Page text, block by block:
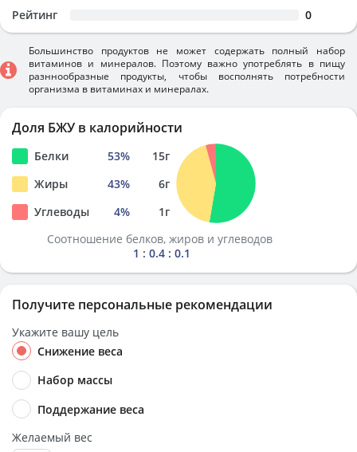
Рейтинг 0
Большинство продуктов не может содержать полный набор
витаминов и минералов. Поэтому важно употреблять в пищу
разннообразные продукты, чтобы восполнять потребности
организма в витаминах и минералах.
Доля БЖУ в калорийности
Белки 53% 15г
Жиры
43% 6г
Углеводы
4% 1г
Соотношение белков, жиров и углеводов
1 : 0.4 : 0.1
Получите персональные рекомендации
Укажите вашу цель
Снижение веса
Набор массы
Поддержание веса
Желаемый вес